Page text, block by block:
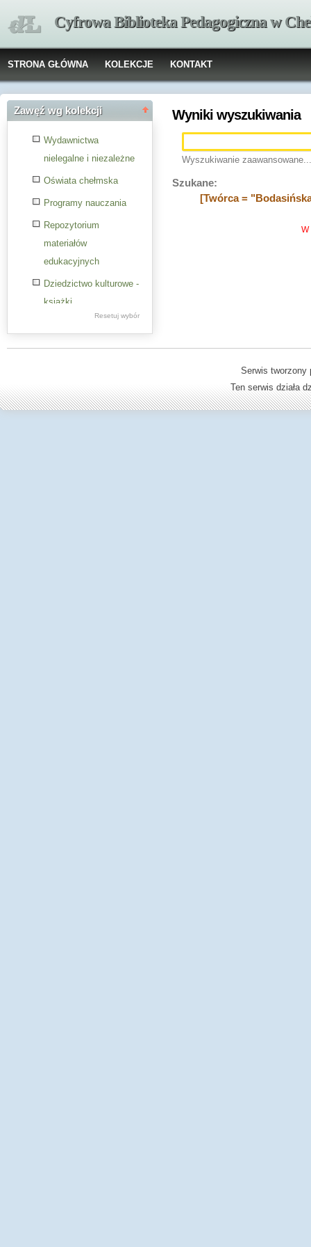
Cyfrowa Biblioteka Pedagogiczna w
STRONA GŁÓWNA KOLEKCJE KONTAKT
Zawęź wg kolekcji
Wydawnictwa
nielegalne i niezależne
Oświata chełmska
Programy nauczania
Repozytorium
materiałów
edukacyjnych
Dziedzictwo kulturowe -
książki
Resetuj wybór
Wyniki wyszukiwania
Wyszukiwanie zaawansowane...
Szukane:
[Twórca =
W
Serwis
Ten serwis działa